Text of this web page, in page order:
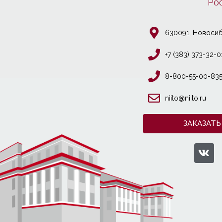
630091,
+7 (383) 373-32-
8-800-55-00-835
niito@niito.ru